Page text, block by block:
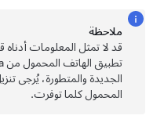
ملاحظة
قد لا تمثل المعلومات أدناه
الجديدة والمتطورة، يُرجى
المحمول كلما توفرت.